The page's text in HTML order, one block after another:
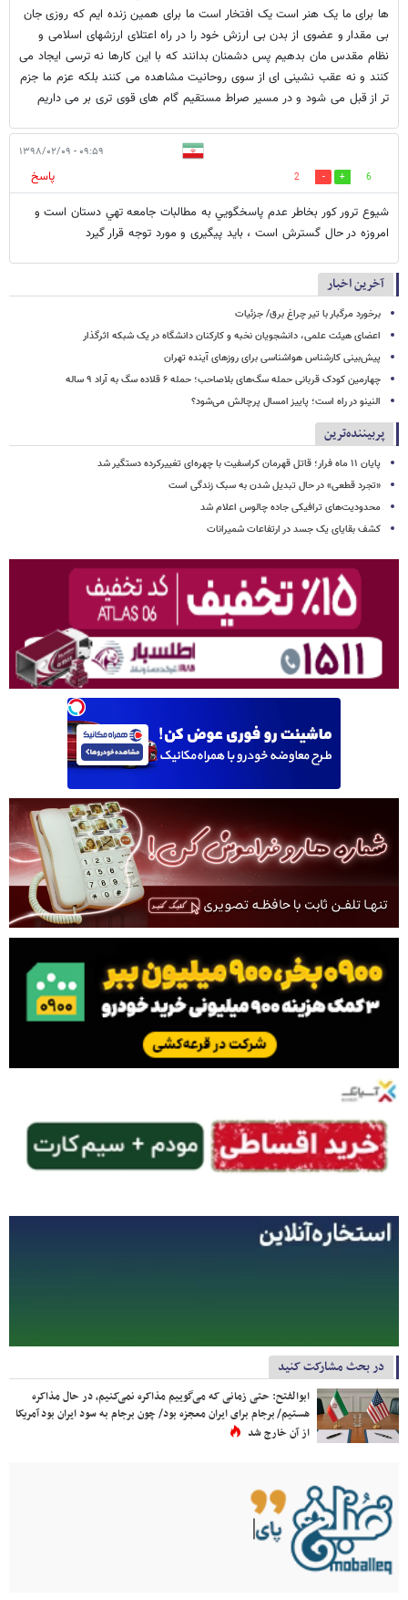
ها برای ما یک هنر است یک افتخار است ما برای همین زنده ایم که روزی جان
بی مقدار و عضوی از بدن بی ارزش خود را در راه اعتلای ارزشهای اسلامی و
نظام مقدس مان بدهیم پس دشمنان بدانند که با این کارها نه ترسی ایجاد می
کنند و نه عقب نشینی ای از سوی روحانیت مشاهده می کنند بلکه عزم ما جزم
تر از قبل می شود و در مسیر صراط مستقیم گام های قوی تری بر می داریم
۰۹:۵۹ - ۱۳۹۸/۰۲/۰۹
6
2
پاسخ
شيوع ترور كور بخاطر عدم پاسخگويي به مطالبات جامعه تهي دستان است و
امروزه در حال گسترش است ، باید پیگیری و مورد توجه قرار گیرد
آخرین اخبار
برخورد مرگبار با تیر چراغ برق/ جزئیات
اعضای هیئت علمی، دانشجویان نخبه و کارکنان دانشگاه در یک شبکه‌ اثرگذار
پیش‌بینی کارشناس هواشناسی برای روزهای آینده تهران
چهارمین کودک قربانی حمله سگ‌های بلاصاحب؛ حمله ۶ قلاده سگ به آراد ۹ ساله
النینو در راه است؛ پاییز امسال پرچالش می‌شود؟
پربیننده‌ترین
پایان ۱۱ ماه فرار؛ قاتل قهرمان کراسفیت با چهره‌ای تغییرکرده دستگیر شد
«تجرد قطعی» در حال تبدیل شدن به سبک زندگی است
محدودیت‌های ترافیکی جاده چالوس اعلام شد
کشف بقایای یک جسد در ارتفاعات شمیرانات
در بحث مشارکت کنید
ابوالفتح: حتی زمانی که می‌گوییم مذاکره نمی‌کنیم، در حال مذاکره
هستیم/ برجام برای ایران معجزه بود/ چون برجام به سود ایران بود آمریکا
از آن خارج شد